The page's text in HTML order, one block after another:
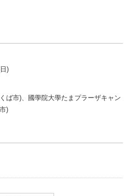
)
ば市)、國學院大學たまプラーザキャン
)